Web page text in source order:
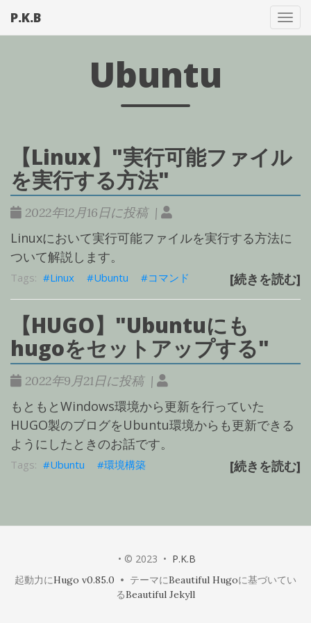
メ
ニ
え
P.K.B
Ubuntu
【Linux】"実行可能ファイル
を実行する方法"
2022年12月16日に投稿 |
Linuxにおいて実行可能ファイルを実行する方法に
ついて解説します。
[続きを読む]
Linux Ubuntu コマンド
【HUGO】"Ubuntuにも
hugoをセットアップする"
2022年9月21日に投稿 |
もともとWindows環境から更新を行っていた
HUGO製のブログをUbuntu環境からも更新できる
ようにしたときのお話です。
[続きを読む]
Ubuntu 環境構築
• © 2023 • P.K.B
起動力にHugo v0.85.0 • テーマにBeautiful Hugoに基づいてい
るBeautiful Jekyll